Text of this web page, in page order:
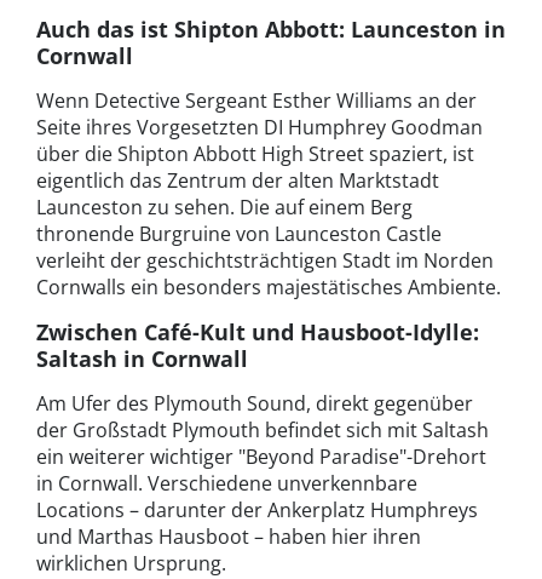
Auch das ist Shipton Abbott: Launceston in
Cornwall
Wenn Detective Sergeant Esther Williams an der
Seite ihres Vorgesetzten DI Humphrey Goodman
über die Shipton Abbott High Street spaziert, ist
eigentlich das Zentrum der alten Marktstadt
Launceston zu sehen. Die auf einem Berg
thronende Burgruine von Launceston Castle
verleiht der geschichtsträchtigen Stadt im Norden
Cornwalls ein besonders majestätisches Ambiente.
Zwischen Café-Kult und Hausboot-Idylle:
Saltash in Cornwall
Am Ufer des Plymouth Sound, direkt gegenüber
der Großstadt Plymouth befindet sich mit Saltash
ein weiterer wichtiger "Beyond Paradise"-Drehort
in Cornwall. Verschiedene unverkennbare
Locations – darunter der Ankerplatz Humphreys
und Marthas Hausboot – haben hier ihren
wirklichen Ursprung.